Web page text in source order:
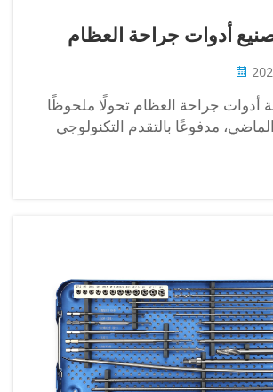
أدوات جراحة العظام
جراحة العظام تحولًا ملحوظًا
مدفوعًا بالتقدم التكنولوجي
المتغيرة. أصبحت العمليات
تدمج الآن هندسة دقيقة...